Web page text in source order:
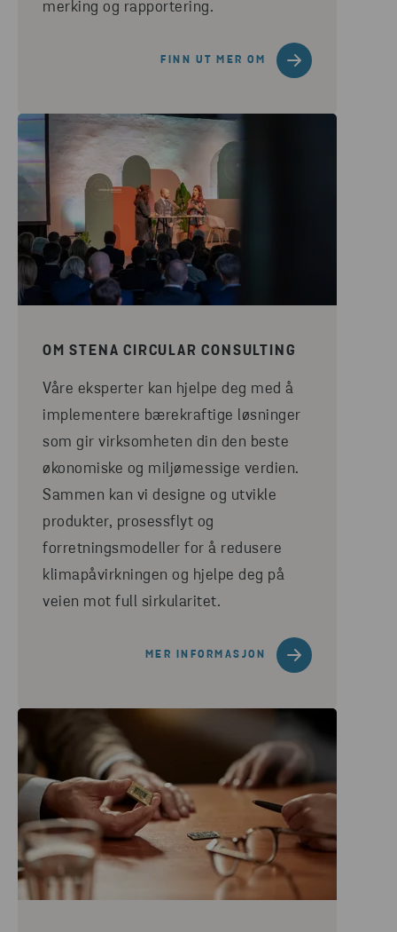
merking og rapportering.
FINN UT MER OM
OM STENA CIRCULAR CONSULTING
Våre eksperter kan hjelpe deg med å
implementere bærekraftige løsninger
som gir virksomheten din den beste
økonomiske og miljømessige verdien.
Sammen kan vi designe og utvikle
produkter, prosessflyt og
forretningsmodeller for å redusere
klimapåvirkningen og hjelpe deg på
veien mot full sirkularitet.
MER INFORMASJON